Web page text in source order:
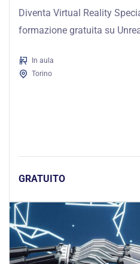
Diventa Virtual Reality
formazione gratuita su
In aula
Torino
GRATUITO